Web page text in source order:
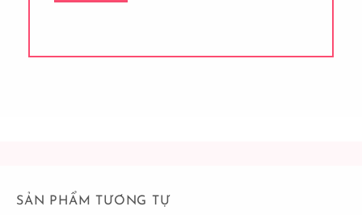
SẢN PHẨM TƯƠNG TỰ